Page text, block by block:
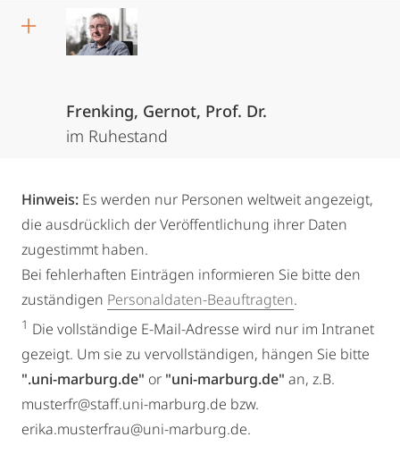
Frenking, Gernot, Prof. Dr.
im Ruhestand
Hinweis: Es werden nur Personen weltweit angezeigt,
die ausdrücklich der Veröffentlichung ihrer Daten
zugestimmt haben.
Bei fehlerhaften Einträgen informieren Sie bitte den
zuständigen Personaldaten-Beauftragten.
1 Die vollständige E-Mail-Adresse wird nur im Intranet
gezeigt. Um sie zu vervollständigen, hängen Sie bitte
".uni-marburg.de" or "uni-marburg.de" an, z.B.
musterfr@staff.uni-marburg.de bzw.
erika.musterfrau@uni-marburg.de.